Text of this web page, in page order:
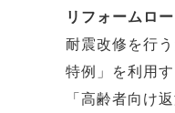
リフォームロ
耐震改修を行
特例」を利用
「高齢者向け